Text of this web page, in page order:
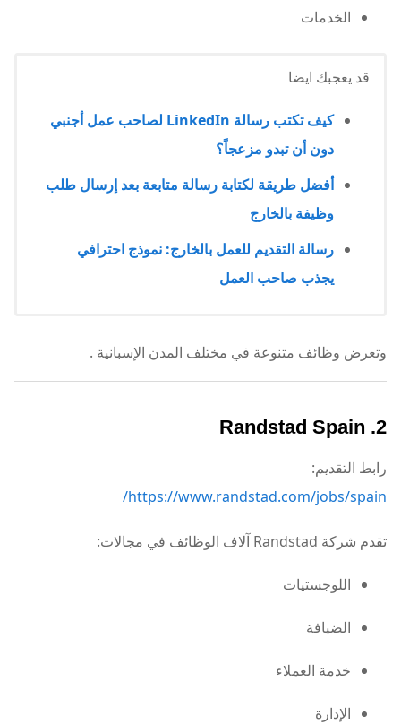
الخدمات
قد يعجبك ايضا
كيف تكتب رسالة LinkedIn لصاحب عمل أجنبي
دون أن تبدو مزعجاً؟
أفضل طريقة لكتابة رسالة متابعة بعد إرسال طلب
وظيفة بالخارج
رسالة التقديم للعمل بالخارج: نموذج احترافي
يجذب صاحب العمل
وتعرض وظائف متنوعة في مختلف المدن الإسبانية .
2. Randstad Spain
رابط التقديم:
https://www.randstad.com/jobs/spain/
تقدم شركة Randstad آلاف الوظائف في مجالات:
اللوجستيات
الضيافة
خدمة العملاء
الإدارة